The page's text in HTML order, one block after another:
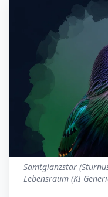
Samtglanzstar
Lebensraum (KI